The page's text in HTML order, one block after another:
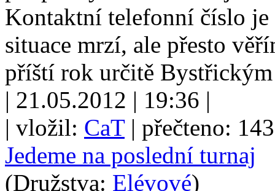
Kontaktní telefonní číslo
situace mrzí, ale přesto
příští rok určitě
| 21.05.2012 | 19:36 |
| vložil: CaT| přečteno:
Jedeme na poslední turnaj
(Družstva: Elévové)